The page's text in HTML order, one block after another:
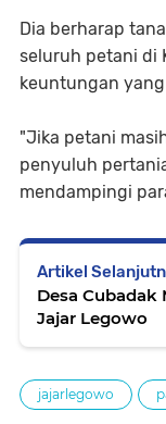
Dia berharap
seluruh petani di
keuntungan
"Jika petani
penyuluh
mendampingi
Artikel
Desa
Jajar Legowo
jajarlegowo